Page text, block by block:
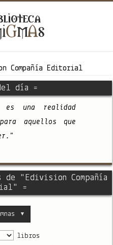
Compañía Editorial
día =
es una realidad
aquellos que
"Edivision Compañía
=
▼
libros